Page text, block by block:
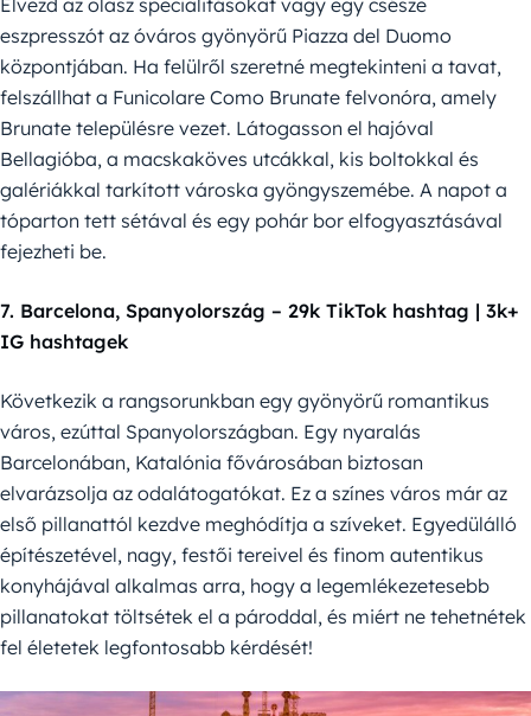
Élvezd az olasz specialitásokat vagy egy csésze
eszpresszót az óváros gyönyörű Piazza del Duomo
központjában. Ha felülről szeretné megtekinteni a tavat,
felszállhat a Funicolare Como Brunate felvonóra, amely
Brunate településre vezet. Látogasson el hajóval
Bellagióba, a macskaköves utcákkal, kis boltokkal és
galériákkal tarkított városka gyöngyszemébe. A napot a
tóparton tett sétával és egy pohár bor elfogyasztásával
fejezheti be.
7. Barcelona, Spanyolország – 29k TikTok hashtag | 3k+
IG hashtagek
Következik a rangsorunkban egy gyönyörű romantikus
város, ezúttal Spanyolországban. Egy nyaralás
Barcelonában, Katalónia fővárosában biztosan
elvarázsolja az odalátogatókat. Ez a színes város már az
első pillanattól kezdve meghódítja a szíveket. Egyedülálló
építészetével, nagy, festői tereivel és finom autentikus
konyhájával alkalmas arra, hogy a legemlékezetesebb
pillanatokat töltsétek el a pároddal, és miért ne tehetnétek
fel életetek legfontosabb kérdését!